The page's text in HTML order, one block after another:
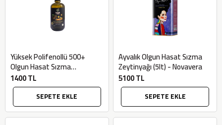
Yüksek Polifenollü 500+
Olgun Hasat Sızma
Zeytinyağı (500ml) - Tolio
Farm
1400 TL
SEPETE EKLE
Ayvalık Olgun Hasat Sızma
Zeytinyağı (5lt) - Novavera
5100 TL
SEPETE EKLE